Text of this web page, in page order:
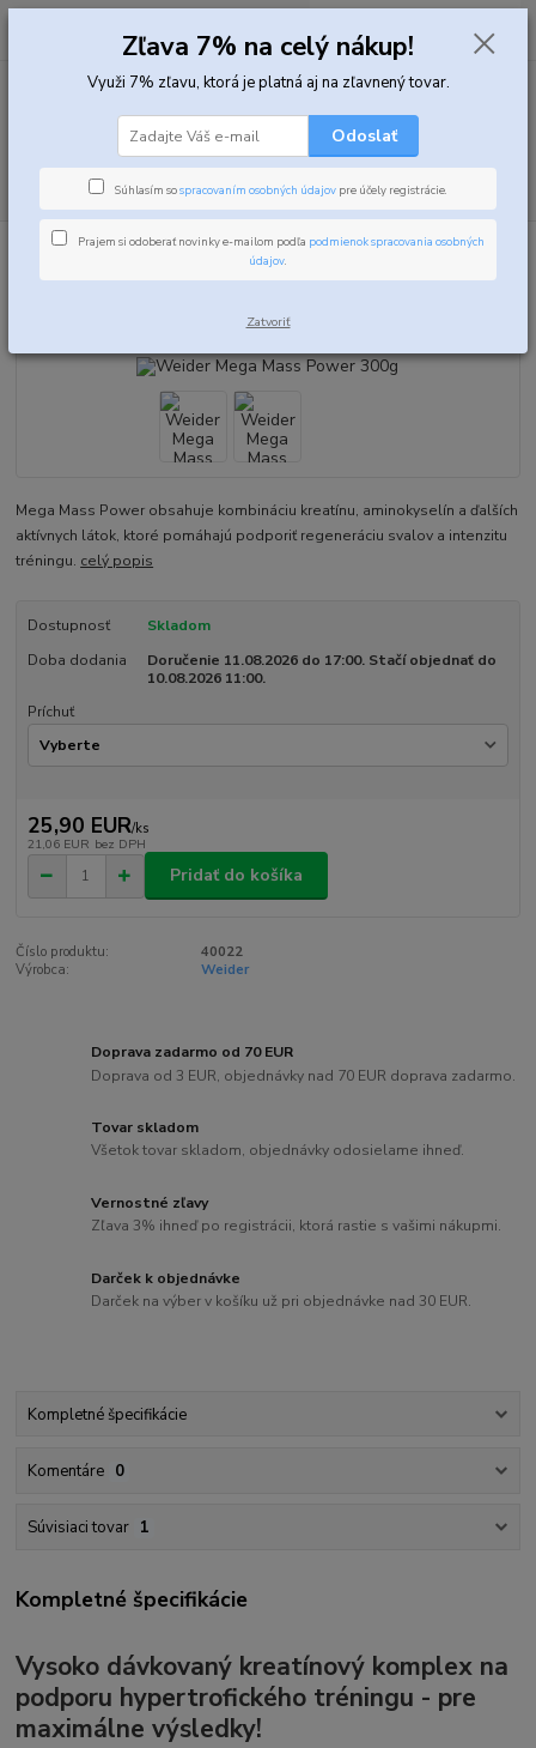
Hľadať
0,00 EUR
Kreatíny Kreatínové zmesy Weider Mega Mass Power 300g
Mega Mass Power obsahuje kombináciu kreatínu, aminokyselín a ďalších
aktívnych látok, ktoré pomáhajú podporiť regeneráciu svalov a intenzitu
tréningu. celý popis
Dostupnosť
Skladom
Doba dodania
Doručenie 11.08.2026 do 17:00. Stačí objednať do
10.08.2026 11:00.
Príchuť
25,90 EUR/ks
21,06 EUR bez DPH
Pridať do košíka
Číslo produktu:
40022
Výrobca:
Weider
Doprava zadarmo od 70 EUR
Doprava od 3 EUR, objednávky nad 70 EUR doprava zadarmo.
Tovar skladom
Všetok tovar skladom, objednávky odosielame ihneď.
Vernostné zľavy
Zľava 3% ihneď po registrácii, ktorá rastie s vašimi nákupmi.
Darček k objednávke
Darček na výber v košíku už pri objednávke nad 30 EUR.
Kompletné špecifikácie
Komentáre 0
Súvisiaci tovar 1
Kompletné špecifikácie
Vysoko dávkovaný kreatínový komplex na
podporu hypertrofického tréningu - pre
maximálne výsledky!
Zľava 7% na celý nákup!
Využi 7% zľavu, ktorá je platná aj na zľavnený tovar.
Odoslať
Súhlasím sospracovaním osobných údajov pre účely registrácie.
Prajem si odoberať novinky e-mailom podľa podmienok spracovania osobných
údajov.
Zatvoriť